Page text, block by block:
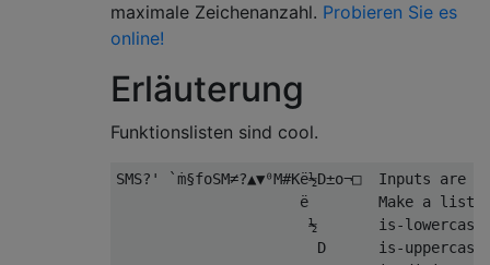
maximale Zeichenanzahl. Probieren Sie es
online!
Erläuterung
Funktionslisten sind cool.
SMS?' `ṁ§foSM≠?▲▼⁰M#Kë½D±o¬□  Inputs
ë        Make a list
½       is-
D      is-